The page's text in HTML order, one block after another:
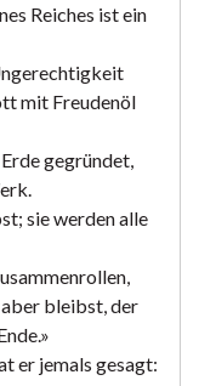
Reiches ist ein
mit Freudenöl
gegründet,
sie werden alle
bleibst, der
er jemals gesagt: